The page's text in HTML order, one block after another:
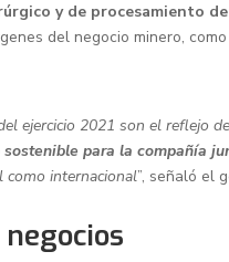
y de procesamiento
del negocio minero,
ejercicio 2021 son el reflejo
para la compañía
como internacional”, señaló el